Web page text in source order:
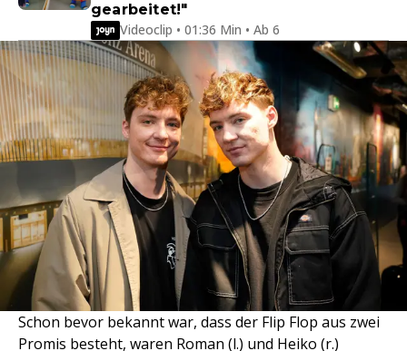
gearbeitet!"
Videoclip • 01:36 Min • Ab 6
Schon bevor bekannt war, dass der Flip Flop aus zwei
Promis besteht, waren Roman (l.) und Heiko (r.)